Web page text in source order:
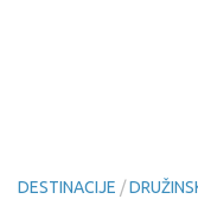
DESTINACIJE /